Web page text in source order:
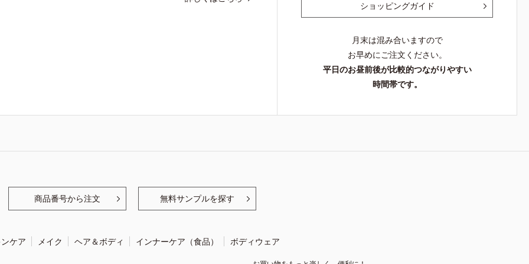
ショッピングガイド
月末は混み合いますので
お早めにご注文ください。
平日のお昼前後が比較的つながりやすい
時間帯です。
商品番号から注文 無料サンプルを探す
ケア メイク ヘア＆ボディ インナーケア（食品） ボディウェア